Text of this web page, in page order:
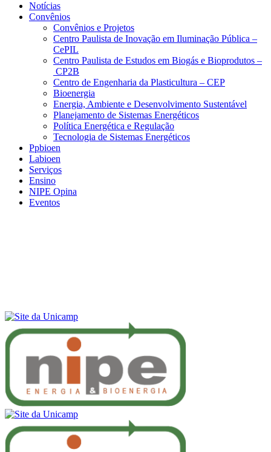
Notícias
Convênios
Convênios e Projetos
Centro Paulista de Inovação em Iluminação Pública –
CePIL
Centro Paulista de Estudos em Biogás e Bioprodutos –
CP2B
Centro de Engenharia da Plasticultura – CEP
Bioenergia
Energia, Ambiente e Desenvolvimento Sustentável
Planejamento de Sistemas Energéticos
Política Energética e Regulação
Tecnologia de Sistemas Energéticos
Ppbioen
Labioen
Serviços
Ensino
NIPE Opina
Eventos